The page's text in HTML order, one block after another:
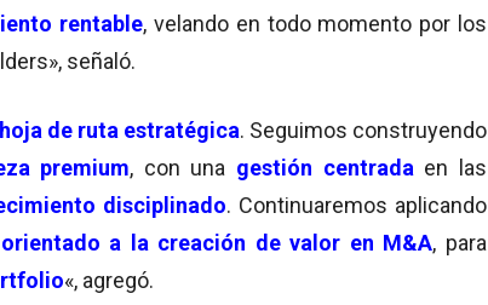
rentable, velando en todo momento por los
señaló.
de ruta estratégica. Seguimos construyendo
premium, con una gestión centrada en las
disciplinado. Continuaremos aplicando
a la creación de valor en M&A, para
«, agregó.